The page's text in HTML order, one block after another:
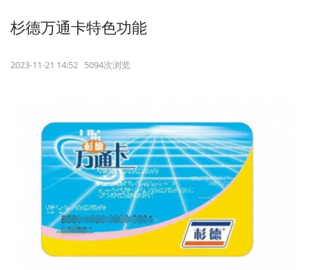
杉德万通卡特色功能
2023-11-21 14:52 5094次浏览